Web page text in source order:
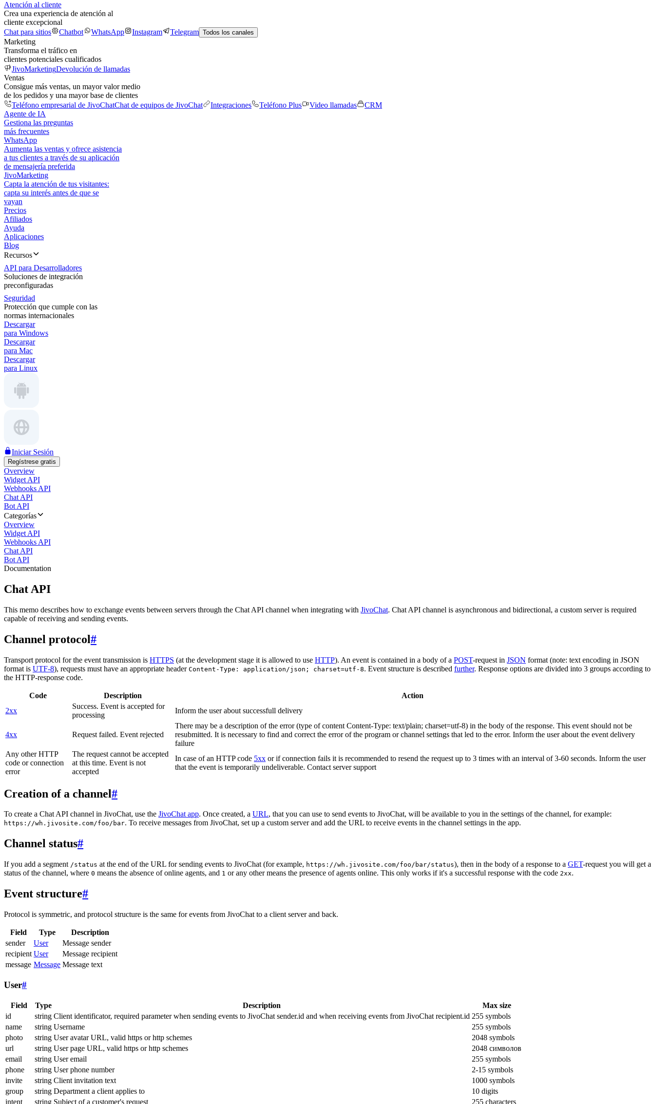
Atención al cliente
Crea una experiencia de atención al
cliente excepcional
Chat para sitios
Chatbot WhatsApp Instagram Telegram Todos los canales
Marketing
Transforma el tráfico en
clientes potenciales cualificados
JivoMarketingDevolución de llamadas
Ventas
Consigue más ventas, un mayor valor medio
de los pedidos y una mayor base de clientes
Teléfono empresarial de JivoChatChat de equipos de JivoChat Integraciones Teléfono Plus Video llamadas
CRM
Agente de IA
Gestiona las preguntas
más frecuentes
WhatsApp
Aumenta las ventas y ofrece asistencia
a tus clientes a través de su aplicación
de mensajería preferida
JivoMarketing
Capta la atención de tus visitantes:
capta su interés antes de que se
vayan
Precios
Afiliados
Ayuda
Aplicaciones
Blog
Recursos
API para Desarrolladores
Soluciones de integración
preconfiguradas
Seguridad
Protección que cumple con las
normas internacionales
Descargar
para Windows
Descargar
para Mac
Descargar
para Linux
Iniciar Sesión
Regístrese gratis
Overview
Widget API
Webhooks API
Chat API
Bot API
Categorías
Overview
Widget API
Webhooks API
Chat API
Bot API
Documentation
Chat API
This memo describes how to exchange events between servers through the Chat API channel when integrating with JivoChat. Chat API channel is asynchronous and bidirectional, a custom server is required
capable of receiving and sending events.
Channel protocol#
Transport protocol for the event transmission is HTTPS (at the development stage it is allowed to use HTTP). An event is contained in a body of a POST-request in JSON format (note: text encoding in JSON
format is UTF-8), requests must have an appropriate header Content-Type: application/json; charset=utf-8. Event structure is described further. Response options are divided into 3 groups according to
the HTTP-response code.
Code Description
Action
2xx
Success. Event is accepted for
processing
Inform the user about successfull delivery
4xx Request failed. Event rejected
There may be a description of the error (type of content Content-Type: text/plain; charset=utf-8) in the body of the response. This event should not be
resubmitted. It is necessary to find and correct the error of the program or channel settings that led to the error. Inform the user about the event delivery
failure
Any other HTTP
code or connection
error
The request cannot be accepted
at this time. Event is not
accepted
In case of an HTTP code 5xx or if connection fails it is recommended to resend the request up to 3 times with an interval of 3-60 seconds. Inform the user
that the event is temporarily undeliverable. Contact server support
Creation of a channel#
To create a Chat API channel in JivoChat, use the JivoChat app. Once created, a URL, that you can use to send events to JivoChat, will be available to you in the settings of the channel, for example:
https://wh.jivosite.com/foo/bar. To receive messages from JivoChat, set up a custom server and add the URL to receive events in the channel settings in the app.
Channel status#
If you add a segment /status at the end of the URL for sending events to JivoChat (for example, https://wh.jivosite.com/foo/bar/status), then in the body of a response to a GET-request you will get a
status of the channel, where 0 means the absence of online agents, and 1 or any other means the presence of agents online. This only works if it's a successful response with the code 2xx.
Event structure#
Protocol is symmetric, and protocol structure is the same for events from JivoChat to a client server and back.
Field Type
Description
sender
User
Message sender
recipient User
Message recipient
message Message Message text
User#
Field Type Description
Max size
id
string Client identificator, required parameter when sending events to JivoChat sender.id and when receiving events from JivoChat recipient.id 255 symbols
name
string Username
255 symbols
photo
string User avatar URL, valid https or http schemes
2048 symbols
url
string User page URL, valid https or http schemes
2048 символов
email
string User email
255 symbols
phone
string User phone number
2-15 symbols
invite
string Client invitation text
1000 symbols
group
string Department a client applies to
10 digits
intent
string Subject of a customer's request 255 characters